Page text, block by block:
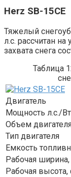
Herz SB-15CE
Тяжелый
л.с. рассчитан
захвата снега
Таблица
Двигатель
Мощность л.с./Вт
Объем
Тип двигателя
Емкость
Рабочая
Рабочая высота,